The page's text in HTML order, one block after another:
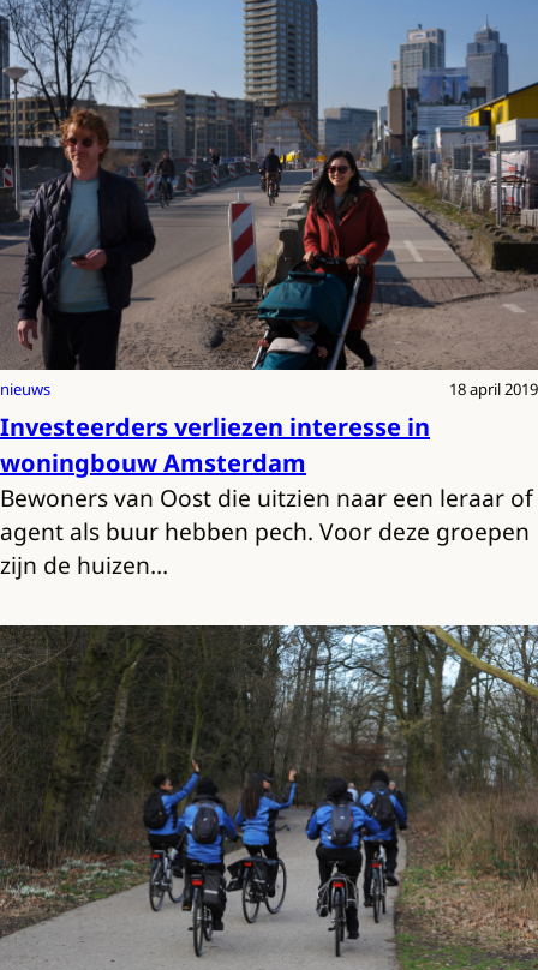
nieuws 18 april 2019
Investeerders verliezen interesse in
woningbouw Amsterdam
Bewoners van Oost die uitzien naar een leraar of
agent als buur hebben pech. Voor deze groepen
zijn de huizen…